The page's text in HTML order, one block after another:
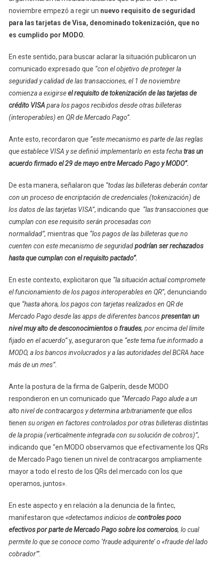
noviembre empezó a regir un nuevo requisito de seguridad
para las tarjetas de Visa, denominado tokenización, que no
es cumplido por MODO.
En este sentido, para buscar aclarar la situación publicaron un
comunicado expresado que “con el objetivo de proteger la
seguridad y calidad de las transacciones, el 1 de noviembre
comienza a exigirseel requisito de tokenización de las tarjetas de
crédito VISApara los pagos recibidos desde otras billeteras
(interoperables) en QR de Mercado Pago”.
Ante esto, recordaron que “este mecanismo es parte de las reglas
que establece VISA y se definió implementarlo en esta fechatras un
acuerdo firmado el 29 de mayo entre Mercado Pago y MODO”.
De esta manera, señalaron que “todas las billeteras deberán contar
con un proceso de encriptación de credenciales (tokenización) de
los datos de las tarjetas VISA”, indicando que “las transacciones que
cumplan con ese requisito serán procesadas con
normalidad”, mientras que “los pagos de las billeteras que no
cuenten con este mecanismo de seguridadpodrían ser rechazados
hasta que cumplan con el requisito pactado”.
En este contexto, explicitaron que “la situación actual compromete
el funcionamiento de los pagos interoperables en QR”, denunciando
que “hasta ahora, los pagos con tarjetas realizados en QR de
Mercado Pago desde las apps de diferentes bancospresentan un
nivel muy alto de desconocimientos o fraudes, por encima del límite
fijado en el acuerdo”y, aseguraron que “este tema fue informado a
MODO, a los bancos involucrados y a las autoridades del BCRA hace
más de un mes”.
Ante la postura de la firma de Galperín, desde MODO
respondieron en un comunicado que “Mercado Pago alude a un
alto nivel de contracargos y determina arbitrariamente que ellos
tienen su origen en factores controlados por otras billeteras distintas
de la propia (verticalmente integrada con su solución de cobros)”,
indicando que “en MODO observamos que efectivamente los QRs
de Mercado Pago tienen un nivel de contracargos ampliamente
mayor a todo el resto de los QRs del mercado con los que
operamos, juntos».
En este aspecto y en relación a la denuncia de la fintec,
manifestaron que «detectamos indicios decontroles poco
efectivos por parte de Mercado Pago sobre los comercios, lo cual
permite lo que se conoce como ‘fraude adquirente’ o «fraude del lado
cobrador’”.